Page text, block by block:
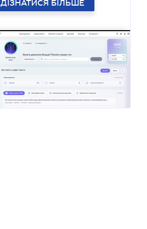
ДІЗНАТИСЯ БІЛЬШЕ